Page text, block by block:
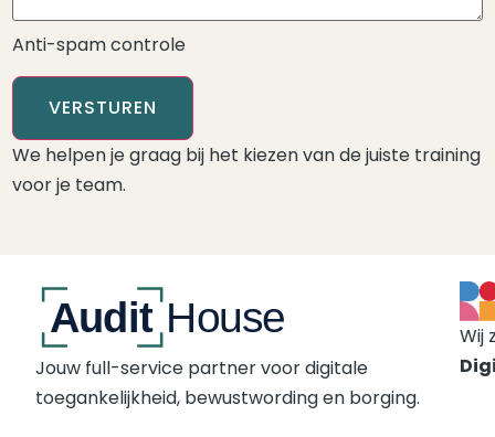
Anti-spam controle
VERSTUREN
We helpen je graag bij het kiezen van de juiste training
voor je team.
Jouw full-service partner voor digitale
toegankelijkheid, bewustwording en borging.
Wij